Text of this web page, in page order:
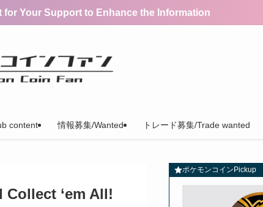
for Your Support to Enhance the Information
content 情報募集/Wanted トレード募集/Trade wanted
Collect ‘em All!
ポケモンコインPickup